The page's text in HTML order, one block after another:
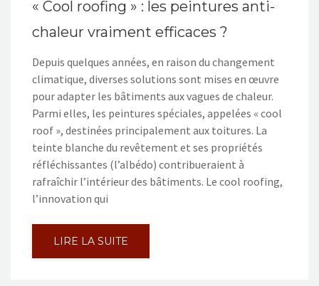
« Cool roofing » : les peintures anti-
chaleur vraiment efficaces ?
Depuis quelques années, en raison du changement
climatique, diverses solutions sont mises en œuvre
pour adapter les bâtiments aux vagues de chaleur.
Parmi elles, les peintures spéciales, appelées « cool
roof », destinées principalement aux toitures. La
teinte blanche du revêtement et ses propriétés
réfléchissantes (l’albédo) contribueraient à
rafraîchir l’intérieur des bâtiments. Le cool roofing,
l’innovation qui
LIRE LA SUITE